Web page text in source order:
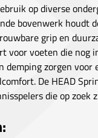
op diverse
bovenwerk houdt
grip en
voor voeten die nog
demping zorgen
De HEAD
die op